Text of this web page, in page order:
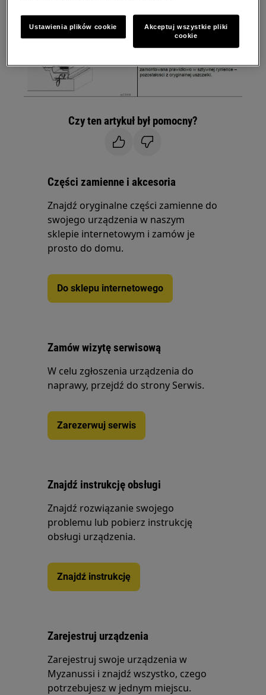
Czy ten artykuł był pomocny?
Części zamienne i akcesoria
Znajdź oryginalne części zamienne do
swojego urządzenia w naszym
sklepie internetowym i zamów je
prosto do domu.
Do sklepu internetowego
Zamów wizytę serwisową
W celu zgłoszenia urządzenia do
naprawy, przejdź do strony Serwis.
Zarezerwuj serwis
Znajdź instrukcję obsługi
Znajdź rozwiązanie swojego
problemu lub pobierz instrukcję
obsługi urządzenia.
Znajdź instrukcję
Zarejestruj urządzenia
Zarejestruj swoje urządzenia w
Myzanussi i znajdź wszystko, czego
potrzebujesz w jednym miejscu.
Ustawienia plików cookie
Akceptuj wszystkie pliki
cookie